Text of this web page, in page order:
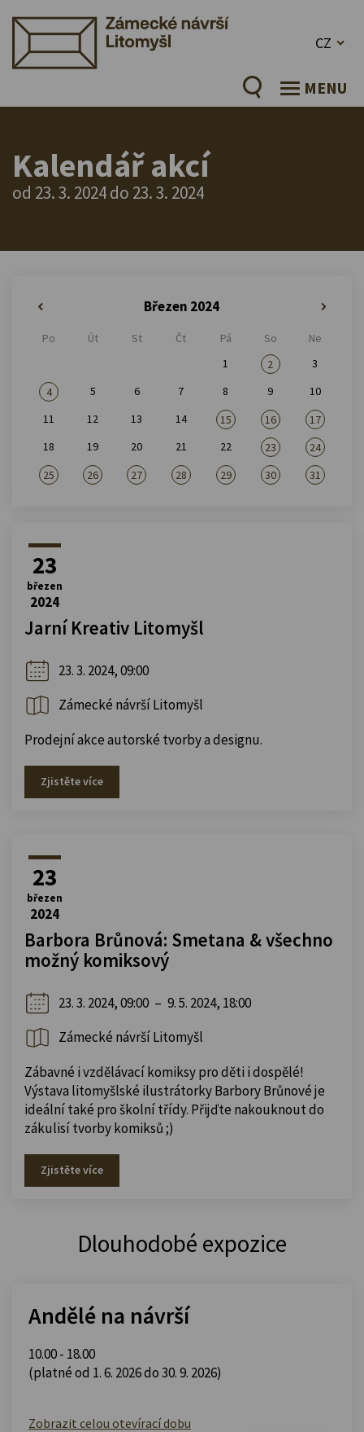
CZ
MENU
Kalendář akcí
od 23. 3. 2024 do 23. 3. 2024
Březen 2024
Po Út St Čt Pá So
Ne
1
2
3
4
5 6 7 8 9
10
11
12 13 14 15 16
17
18
19 20 21 22 23
24
25
26 27 28 29 30 31
23
březen
2024
Jarní Kreativ Litomyšl
23. 3. 2024, 09:00
Zámecké návrší Litomyšl
Prodejní akce autorské tvorby a designu.
Zjistěte více
23
březen
2024
Barbora Brůnová: Smetana & všechno
možný komiksový
23. 3. 2024, 09:00 – 9. 5. 2024, 18:00
Zámecké návrší Litomyšl
Zábavné i vzdělávací komiksy pro děti i dospělé!
Výstava litomyšlské ilustrátorky Barbory Brůnové je
ideální také pro školní třídy. Přijďte nakouknout do
zákulisí tvorby komiksů ;)
Zjistěte více
Dlouhodobé expozice
Andělé na návrší
10.00 - 18.00
(platné od 1. 6. 2026 do 30. 9. 2026)
Zobrazit celou otevírací dobu